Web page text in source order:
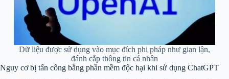
Dữ liệu được sử dụng vào mục đích phi pháp như gian lận,
đánh cắp thông tin cá nhân
Nguy cơ bị tấn công bằng phần mềm độc hại khi sử dụng ChatGPT